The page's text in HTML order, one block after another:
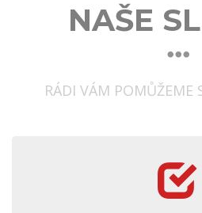
NAŠE
RÁDI VÁM POMŮŽEME